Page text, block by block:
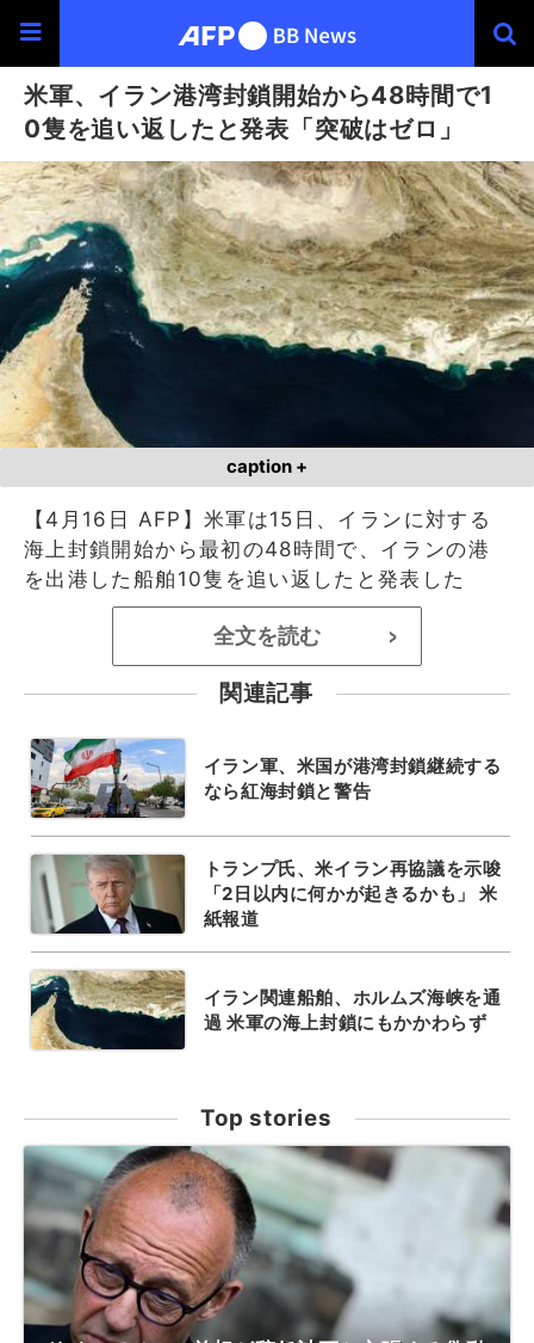
米軍、イラン港湾封鎖開始から48時間で1
0隻を追い返したと発表「突破はゼロ」
caption +
【4月16日 AFP】米軍は15日、イランに対する
海上封鎖開始から最初の48時間で、イランの港
を出港した船舶10隻を追い返したと発表した
全文を読む >
関連記事
イラン軍、米国が港湾封鎖継続する
なら紅海封鎖と警告
トランプ氏、米イラン再協議を示唆
「2日以内に何かが起きるかも」 米
紙報道
イラン関連船舶、ホルムズ海峡を通
過 米軍の海上封鎖にもかかわらず
Top stories